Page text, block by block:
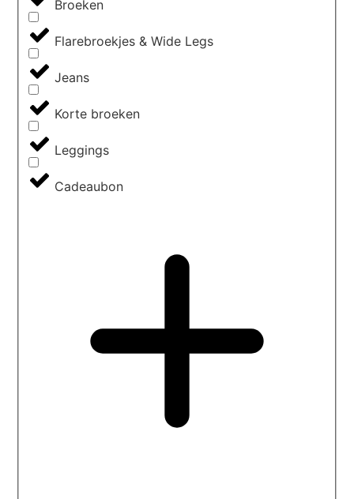
Broeken
Flarebroekjes & Wide Legs
Jeans
Korte broeken
Leggings
Cadeaubon